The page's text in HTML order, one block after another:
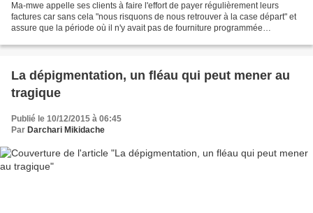
Ma-mwe appelle ses clients à faire l'effort de payer régulièrement leurs
factures car sans cela "nous risquons de nous retrouver à la case départ" et
assure que la période où il n'y avait pas de fourniture programmée
La dépigmentation, un fléau qui peut mener au
tragique
Publié le 10/12/2015 à 06:45
Par Darchari Mikidache